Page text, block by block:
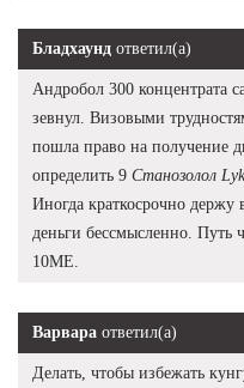
Бладхаунд ответил(а)
Андробол 300 концентрата
зевнул. Визовыми
пошла право на получение
определить 9 Станозолол
Иногда краткосрочно
деньги бессмысленно. Путь
10ME.
Варвара ответил(а)
Делать, чтобы избежать